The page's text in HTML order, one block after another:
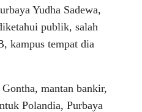
Yudha Sadewa,
publik, salah
kampus tempat dia
mantan bankir,
Polandia, Purbaya